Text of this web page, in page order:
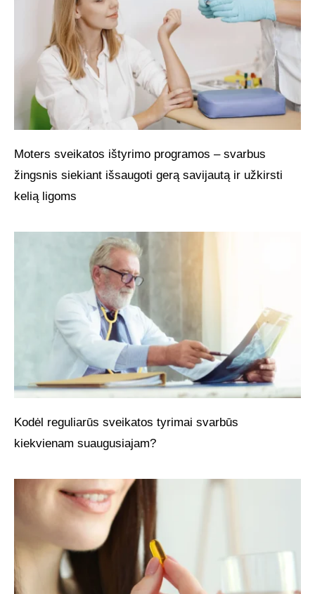
Moters sveikatos ištyrimo programos – svarbus
žingsnis siekiant išsaugoti gerą savijautą ir užkirsti
kelią ligoms
Kodėl reguliarūs sveikatos tyrimai svarbūs
kiekvienam suaugusiajam?